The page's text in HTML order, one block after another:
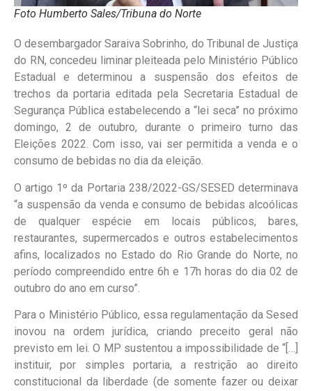
Foto Humberto Sales/Tribuna do Norte
O desembargador Saraiva Sobrinho, do Tribunal de Justiça
do RN, concedeu liminar pleiteada pelo Ministério Público
Estadual e determinou a suspensão dos efeitos de
trechos da portaria editada pela Secretaria Estadual de
Segurança Pública estabelecendo a “lei seca” no próximo
domingo, 2 de outubro, durante o primeiro turno das
Eleições 2022. Com isso, vai ser permitida a venda e o
consumo de bebidas no dia da eleição.
O artigo 1º da Portaria 238/2022-GS/SESED determinava
“a suspensão da venda e consumo de bebidas alcoólicas
de qualquer espécie em locais públicos, bares,
restaurantes, supermercados e outros estabelecimentos
afins, localizados no Estado do Rio Grande do Norte, no
período compreendido entre 6h e 17h horas do dia 02 de
outubro do ano em curso”.
Para o Ministério Público, essa regulamentação da Sesed
inovou na ordem jurídica, criando preceito geral não
previsto em lei. O MP sustentou a impossibilidade de “[…]
instituir, por simples portaria, a restrição ao direito
constitucional da liberdade (de somente fazer ou deixar